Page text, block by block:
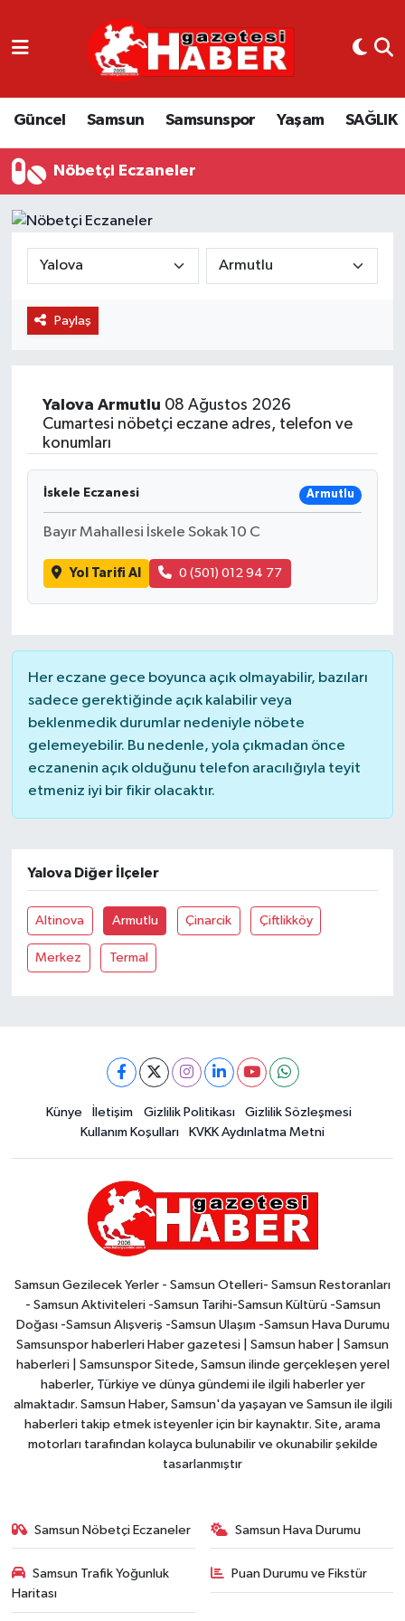
Güncel Samsun Samsunspor Yaşam SAĞLIK
Nöbetçi Eczaneler
Paylaş
Yalova Armutlu 08 Ağustos 2026
Cumartesi nöbetçi eczane adres, telefon ve
konumları
İskele Eczanesi Armutlu
Bayır Mahallesi İskele Sokak 10 C
Yol Tarifi Al 0 (501) 012 94 77
Her eczane gece boyunca açık olmayabilir, bazıları
sadece gerektiğinde açık kalabilir veya
beklenmedik durumlar nedeniyle nöbete
gelemeyebilir. Bu nedenle, yola çıkmadan önce
eczanenin açık olduğunu telefon aracılığıyla teyit
etmeniz iyi bir fikir olacaktır.
Yalova Diğer İlçeler
Altinova Armutlu Çinarcik Çiftlikköy
Merkez Termal
Künye İletişim Gizlilik Politikası
Gizlilik Sözleşmesi
Kullanım Koşulları
KVKK Aydınlatma Metni
Samsun Gezilecek Yerler - Samsun Otelleri- Samsun Restoranları
- Samsun Aktiviteleri -Samsun Tarihi-Samsun Kültürü -Samsun
Doğası -Samsun Alışveriş -Samsun Ulaşım -Samsun Hava Durumu
Samsunspor haberleri Haber gazetesi | Samsun haber | Samsun
haberleri | Samsunspor Sitede, Samsun ilinde gerçekleşen yerel
haberler, Türkiye ve dünya gündemi ile ilgili haberler yer
almaktadır. Samsun Haber, Samsun'da yaşayan ve Samsun ile ilgili
haberleri takip etmek isteyenler için bir kaynaktır. Site, arama
motorları tarafından kolayca bulunabilir ve okunabilir şekilde
tasarlanmıştır
Samsun Nöbetçi Eczaneler Samsun Hava Durumu
Samsun Trafik Yoğunluk
Haritası
Puan Durumu ve Fikstür
GÜNCEL
SAMSUN
YAŞAM